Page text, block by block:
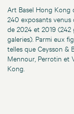
Art Basel Hong Kong
240 exposants venus
de 2024 et 2019 (242
galeries). Parmi eux
telles que Ceysson &
Mennour, Perrotin et
Kong.